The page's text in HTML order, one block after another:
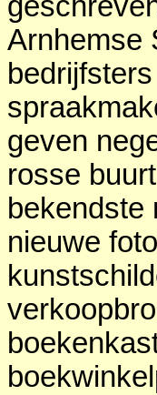
Arnhemse
geven
rosse
bekendste
nieuwe